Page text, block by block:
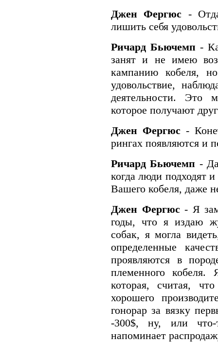
Джен Фергюс -
лишить себя
Ричард Бьючемп -
занят и не имею
кампанию кобеля,
удовольствие,
деятельности. Это
которое получают
Джен Фергюс-
рингах появляются и
Ричард Бьючемп -
когда люди подходят
Вашего кобеля, даже
Джен Фергюс - Я
годы, что я издаю
собак, я могла
определенные
проявляются в
племенного кобеля.
которая, считая,
хорошего
гонорар за вязку
-300$, ну, или
напоминает